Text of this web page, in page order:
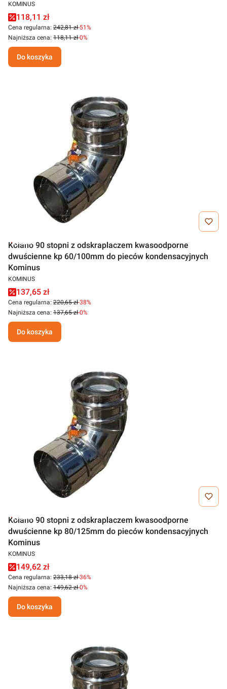
KOMINUS
118,11 zł
Cena regularna: 242,81 zł-51%
Najniższa cena: 118,11 zł-0%
Do koszyka
Outlet
Kolano 90 stopni z odskraplaczem kwasoodporne
dwuścienne kp 60/100mm do pieców kondensacyjnych
Kominus
KOMINUS
137,65 zł
Cena regularna: 220,65 zł-38%
Najniższa cena: 137,65 zł-0%
Do koszyka
Outlet
Kolano 90 stopni z odskraplaczem kwasoodporne
dwuścienne kp 80/125mm do pieców kondensacyjnych
Kominus
KOMINUS
149,62 zł
Cena regularna: 233,18 zł-36%
Najniższa cena: 149,62 zł-0%
Do koszyka